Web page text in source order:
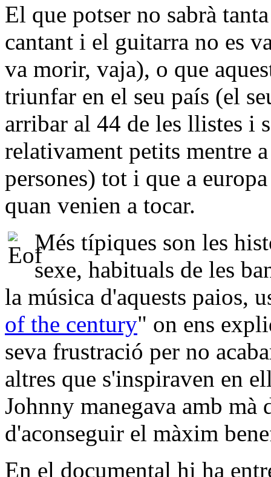
El que potser no sabrà
cantant i el guitarra no es
va morir, vaja), o que
triunfar en el seu país (el
arribar al 44 de les llistes i
relativament petits mentre
persones) tot i que a
quan venien a tocar.
Més típiques son les
sexe, habituals de les
la música d'aquests paios,
of the century" on ens
seva frustració per no
altres que s'inspiraven en
Johnny manegava amb mà
d'aconseguir el màxim
En el documental hi ha